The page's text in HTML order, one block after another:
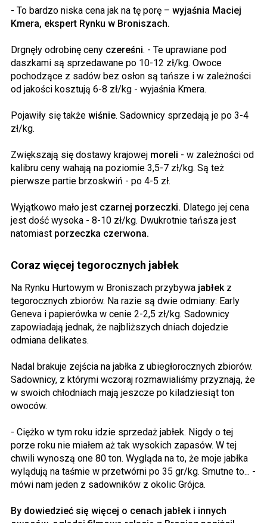
- To bardzo niska cena jak na tę porę – wyjaśnia Maciej
Kmera, ekspert Rynku w Broniszach.
Drgnęły odrobinę ceny czereśni. - Te uprawiane pod
daszkami są sprzedawane po 10-12 zł/kg. Owoce
pochodzące z sadów bez osłon są tańsze i w zależności
od jakości kosztują 6-8 zł/kg - wyjaśnia Kmera.
Pojawiły się także wiśnie. Sadownicy sprzedają je po 3-4
zł/kg.
Zwiększają się dostawy krajowej moreli - w zależności od
kalibru ceny wahają na poziomie 3,5-7 zł/kg. Są też
pierwsze partie brzoskwiń - po 4-5 zł.
Wyjątkowo mało jest czarnej porzeczki. Dlatego jej cena
jest dość wysoka - 8-10 zł/kg. Dwukrotnie tańsza jest
natomiast porzeczka czerwona.
Coraz więcej tegorocznych jabłek
Na Rynku Hurtowym w Broniszach przybywa jabłekz
tegorocznych zbiorów. Na razie są dwie odmiany: Early
Geneva i papierówka w cenie 2-2,5 zł/kg. Sadownicy
zapowiadają jednak, że najbliższych dniach dojedzie
odmiana delikates.
Nadal brakuje zejścia na jabłka z ubiegłorocznych zbiorów.
Sadownicy, z którymi wczoraj rozmawialiśmy przyznają, że
w swoich chłodniach mają jeszcze po kiladziesiąt ton
owoców.
- Ciężko w tym roku idzie sprzedaż jabłek. Nigdy o tej
porze roku nie miałem aż tak wysokich zapasów. W tej
chwili wynoszą one 80 ton. Wygląda na to, że moje jabłka
wylądują na taśmie w przetwórni po 35 gr/kg. Smutne to... -
mówi nam jeden z sadowników z okolic Grójca.
By dowiedzieć się więcej o cenach jabłek i innych